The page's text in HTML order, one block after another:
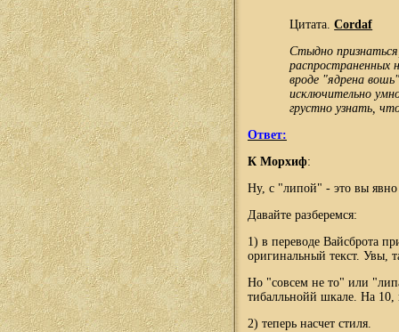
Цитата.Cordaf
Стыдно
распространенных
вроде "ядрена
исключительно
грустно узнать,
Ответ:
К Морхиф:
Ну, с "липой" - это вы явно
Давайте разберемся:
1) в переводе Вайсброта
оригинальный текст. Увы,
Но "совсем не то" или
тибалльнойй шкале. На 10,
2) теперь насчет стиля.